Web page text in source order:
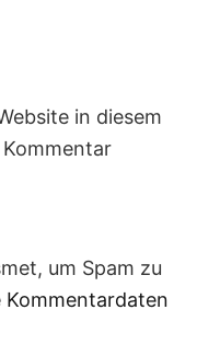
in diesem
um Spam zu
Kommentardaten